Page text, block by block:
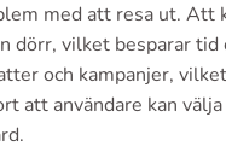
med att resa ut.
dörr, vilket besparar
och kampanjer,
att användare kan